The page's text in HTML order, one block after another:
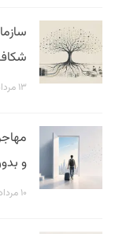
۱۳ مرداد ۱۴۰۵
و
۱۰ مرداد ۱۴۰۵